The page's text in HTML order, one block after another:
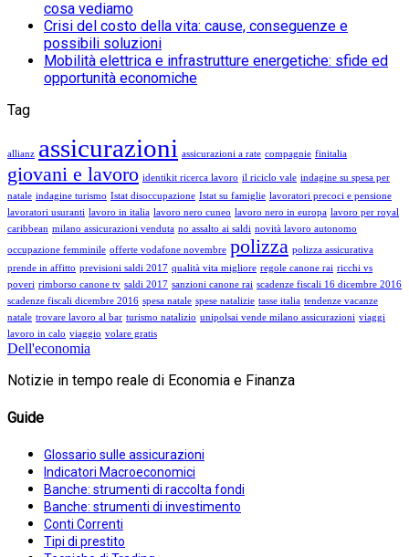
cosa vediamo
Crisi del costo della vita: cause, conseguenze e
possibili soluzioni
Mobilità elettrica e infrastrutture energetiche: sfide ed
opportunità economiche
Tag
allianz assicurazioni assicurazioni a rate compagnie finitalia
giovani e lavoro identikit ricerca lavoro il riciclo vale indagine su spesa per
natale indagine turismo Istat disoccupazione Istat su famiglie lavoratori precoci e pensione
lavoratori usuranti lavoro in italia lavoro nero cuneo lavoro nero in europa lavoro per royal
caribbean milano assicurazioni venduta no assalto ai saldi novità lavoro autonomo
occupazione femminile offerte vodafone novembre polizza polizza assicurativa
prende in affitto previsioni saldi 2017 qualità vita migliore regole canone rai ricchi vs
poveri rimborso canone tv saldi 2017 sanzioni canone rai scadenze fiscali 16 dicembre 2016
scadenze fiscali dicembre 2016 spesa natale spese natalizie tasse italia tendenze vacanze
natale trovare lavoro al bar turismo natalizio unipolsai vende milano assicurazioni viaggi
lavoro in calo viaggio volare gratis
Dell'economia
Notizie in tempo reale di Economia e Finanza
Guide
Glossario sulle assicurazioni
Indicatori Macroeconomici
Banche: strumenti di raccolta fondi
Banche: strumenti di investimento
Conti Correnti
Tipi di prestito